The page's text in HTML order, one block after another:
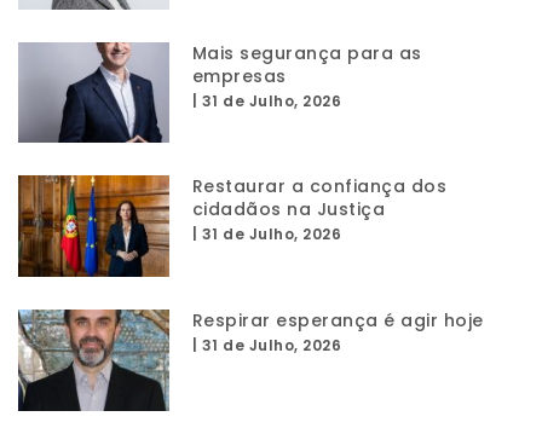
Mais segurança para as
empresas
31 de Julho, 2026
Restaurar a confiança dos
cidadãos na Justiça
31 de Julho, 2026
Respirar esperança é agir hoje
31 de Julho, 2026